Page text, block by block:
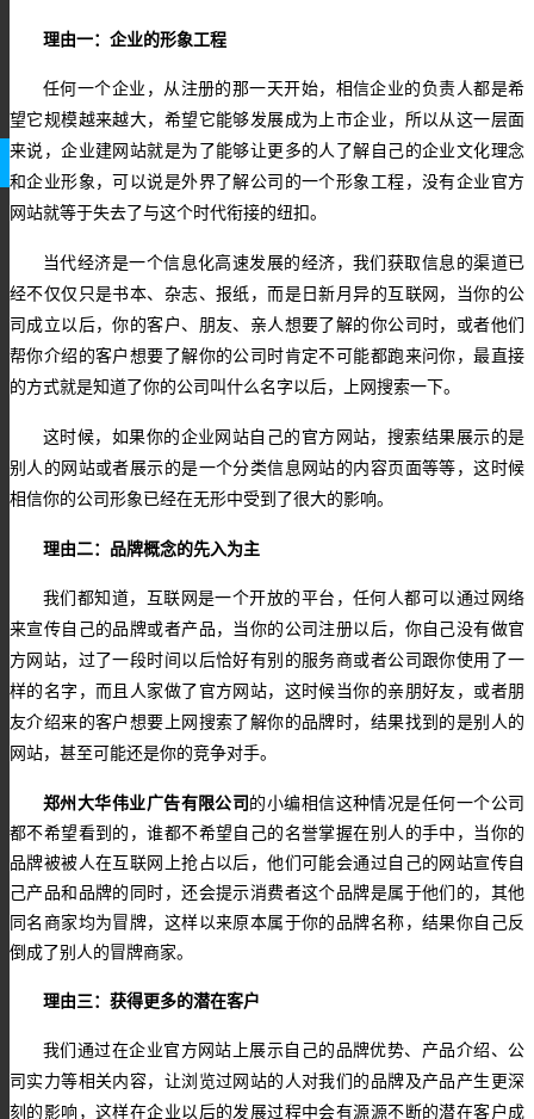
理由一： 企业的形象工程
任何一个企业，从注册的那一天开始，相信企业的负责人都是希
望它规模越来越大，希望它能够发展成为上市企业，所以从这一层面
来说，企业建网站就是为了能够让更多的人了解自己的企业文化理念
和企业形象，可以说是外界了解公司的一个形象工程，没有企业官方
网站就等于失去了与这个时代衔接的纽扣。
当代经济是一个信息化高速发展的经济，我们获取信息的渠道已
经不仅仅只是书本、杂志、报纸，而是日新月异的互联网，当你的公
司成立以后，你的客户、朋友、亲人想要了解的你公司时，或者他们
帮你介绍的客户想要了解你的公司时肯定不可能都跑来问你，最直接
的方式就是知道了你的公司叫什么名字以后，上网搜索一下。
这时候，如果你的企业网站自己的官方网站，搜索结果展示的是
别人的网站或者展示的是一个分类信息网站的内容页面等等，这时候
相信你的公司形象已经在无形中受到了很大的影响。
理由二： 品牌概念的先入为主
我们都知道，互联网是一个开放的平台，任何人都可以通过网络
来宣传自己的品牌或者产品，当你的公司注册以后，你自己没有做官
方网站，过了一段时间以后恰好有别的服务商或者公司跟你使用了一
样的名字，而且人家做了官方网站，这时候当你的亲朋好友，或者朋
友介绍来的客户想要上网搜索了解你的品牌时，结果找到的是别人的
网站，甚至可能还是你的竞争对手。
郑州大华伟业广告有限公司 的小编相信这种情况是任何一个公司
都不希望看到的，谁都不希望自己的名誉掌握在别人的手中，当你的
品牌被被人在互联网上抢占以后，他们可能会通过自己的网站宣传自
己产品和品牌的同时，还会提示消费者这个品牌是属于他们的，其他
同名商家均为冒牌，这样以来原本属于你的品牌名称，结果你自己反
倒成了别人的冒牌商家。
理由三： 获得更多的潜在客户
我们通过在企业官方网站上展示自己的品牌优势、产品介绍、公
司实力等相关内容，让浏览过网站的人对我们的品牌及产品产生更深
刻的影响，这样在企业以后的发展过程中会有源源不断的潜在客户成